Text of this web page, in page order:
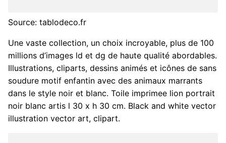
Source: tablodeco.fr
Une vaste collection, un choix incroyable, plus de 100
millions d’images ld et dg de haute qualité abordables.
Illustrations, cliparts, dessins animés et icônes de sans
soudure motif enfantin avec des animaux marrants
dans le style noir et blanc. Toile imprimee lion portrait
noir blanc artis l 30 x h 30 cm. Black and white vector
illustration vector art, clipart.